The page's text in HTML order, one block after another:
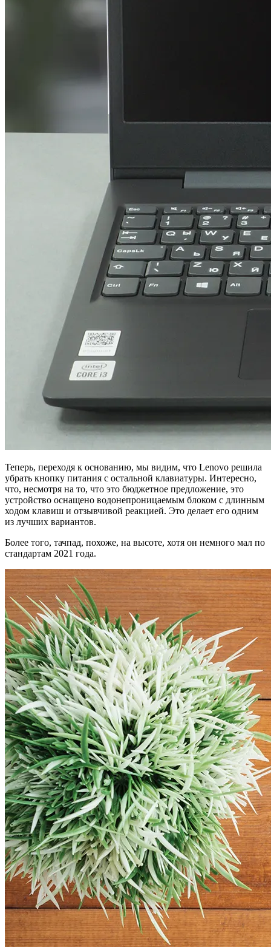
Теперь, переходя к основанию, мы видим, что Lenovo решила
убрать кнопку питания с остальной клавиатуры. Интересно,
что, несмотря на то, что это бюджетное предложение, это
устройство оснащено водонепроницаемым блоком с длинным
ходом клавиш и отзывчивой реакцией. Это делает его одним
из лучших вариантов.
Более того, тачпад, похоже, на высоте, хотя он немного мал по
стандартам 2021 года.